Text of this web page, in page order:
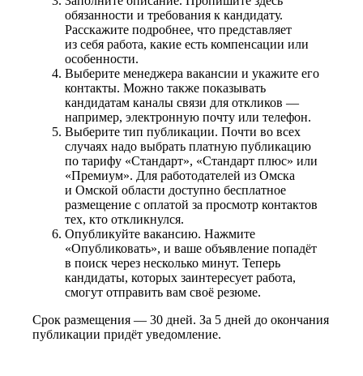
обязанности и требования к кандидату.
Расскажите подробнее, что представляет
из себя работа, какие есть компенсации или
особенности.
Выберите менеджера вакансии и укажите его
контакты. Можно также показывать
кандидатам каналы связи для откликов —
например, электронную почту или телефон.
Выберите тип публикации. Почти во всех
случаях надо выбрать платную публикацию
по тарифу «Стандарт», «Стандарт плюс» или
«Премиум». Для работодателей из Омска
и Омской области доступно бесплатное
размещение с оплатой за просмотр контактов
тех, кто откликнулся.
Опубликуйте вакансию. Нажмите
«Опубликовать», и ваше объявление попадёт
в поиск через несколько минут. Теперь
кандидаты, которых заинтересует работа,
смогут отправить вам своё резюме.
Срок размещения — 30 дней. За 5 дней до окончания
публикации придёт уведомление.